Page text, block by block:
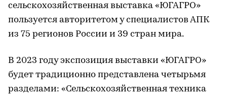
сельскохозяйственная выставка «ЮГАГРО»
пользуется авторитетом у специалистов АПК
из 75 регионов России и 39 стран мира.
В 2023 году экспозиция выставки «ЮГАГРО»
будет традиционно представлена четырьмя
разделами: «Сельскохозяйственная техника